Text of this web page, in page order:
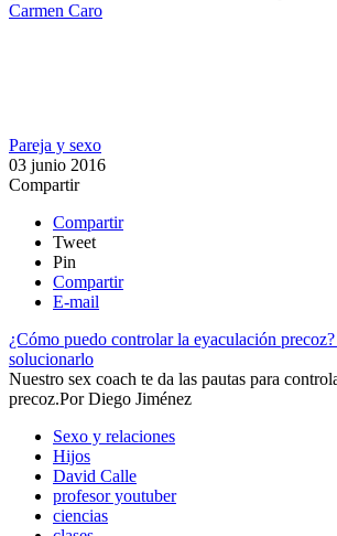
Carmen Caro
Pareja y sexo
03 junio 2016
Compartir
Compartir
Tweet
Pin
Compartir
E-mail
¿Cómo puedo controlar la eyaculación
solucionarlo
​Nuestro sex coach te da las pautas para
precoz.​PorDiego Jiménez
Sexo y relaciones
Hijos
David Calle
profesor youtuber
ciencias